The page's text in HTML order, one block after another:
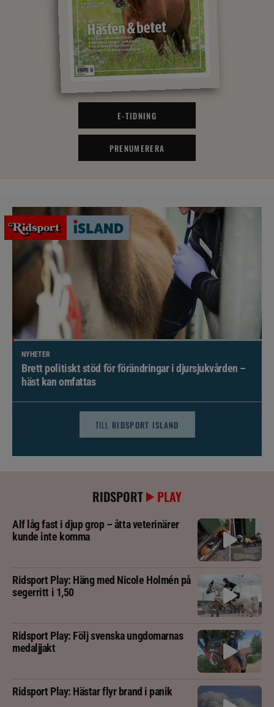
E-TIDNING
PRENUMERERA
NYHETER
Brett politiskt stöd för förändringar i djursjukvården –
häst kan omfattas
TILL RIDSPORT ISLAND
RIDSPORT PLAY
Alf låg fast i djup grop – åtta veterinärer
kunde inte komma
Ridsport Play: Häng med Nicole Holmén på
segerritt i 1,50
Ridsport Play: Följ svenska ungdomarnas
medaljjakt
Ridsport Play: Hästar flyr brand i panik